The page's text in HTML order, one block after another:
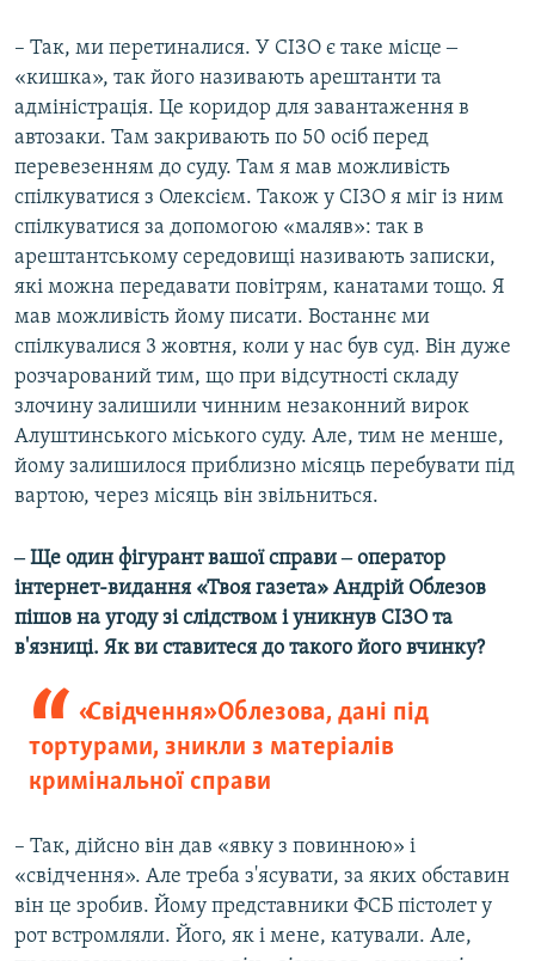
– Так, ми перетиналися. У СІЗО є таке місце ‒
«кишка», так його називають арештанти та
адміністрація. Це коридор для завантаження в
автозаки. Там закривають по 50 осіб перед
перевезенням до суду. Там я мав можливість
спілкуватися з Олексієм. Також у СІЗО я міг із ним
спілкуватися за допомогою «маляв»: так в
арештантському середовищі називають записки,
які можна передавати повітрям, канатами тощо. Я
мав можливість йому писати. Востаннє ми
спілкувалися 3 жовтня, коли у нас був суд. Він дуже
розчарований тим, що при відсутності складу
злочину залишили чинним незаконний вирок
Алуштинського міського суду. Але, тим не менше,
йому залишилося приблизно місяць перебувати під
вартою, через місяць він звільниться.
‒ Ще один фігурант вашої справи ‒ оператор
інтернет-видання «Твоя газета» Андрій Облезов
пішов на угоду зі слідством і уникнув СІЗО та
в'язниці. Як ви ставитеся до такого його вчинку?
«Свідчення» Облезова, дані під
тортурами, зникли з матеріалів
кримінальної справи
– Так, дійсно він дав «явку з повинною» і
«свідчення». Але треба з'ясувати, за яких обставин
він це зробив. Йому представники ФСБ пістолет у
рот встромляли. Його, як і мене, катували. Але,